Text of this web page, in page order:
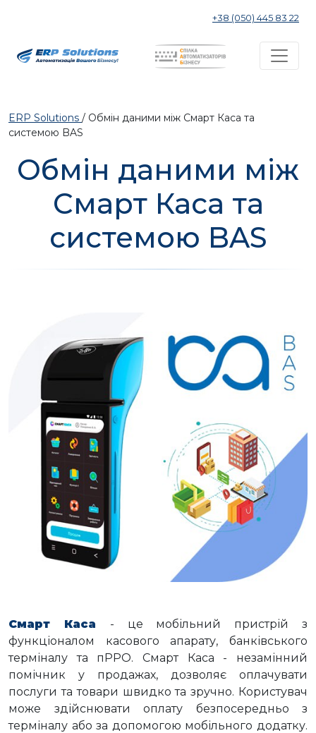
+38 (050) 445 83 22
ERP Solutions / Обмін даними між Смарт Каса та
системою BAS
Обмін даними між
Смарт Каса та
системою BAS
Смарт Каса - це мобільний пристрій з
функціоналом касового апарату, банківського
терміналу та пРРО. Смарт Каса - незамінний
помічник у продажах, дозволяє оплачувати
послуги та товари швидко та зручно. Користувач
може здійснювати оплату безпосередньо з
терміналу або за допомогою мобільного додатку.